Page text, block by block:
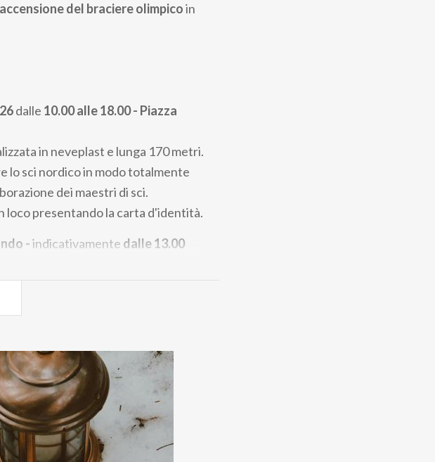
del braciere olimpicoin
dalle 10.00 alle 18.00 - Piazza
in neveplast e lunga 170 metri.
lo sci nordico in modo totalmente
dei maestri di sci.
loco presentando la carta d'identità.
-indicativamente dalle 13.00
Boscaccie l'atleta monzese
del Binario 7, il ciclo di eventi
campionessa di sci
Deborah